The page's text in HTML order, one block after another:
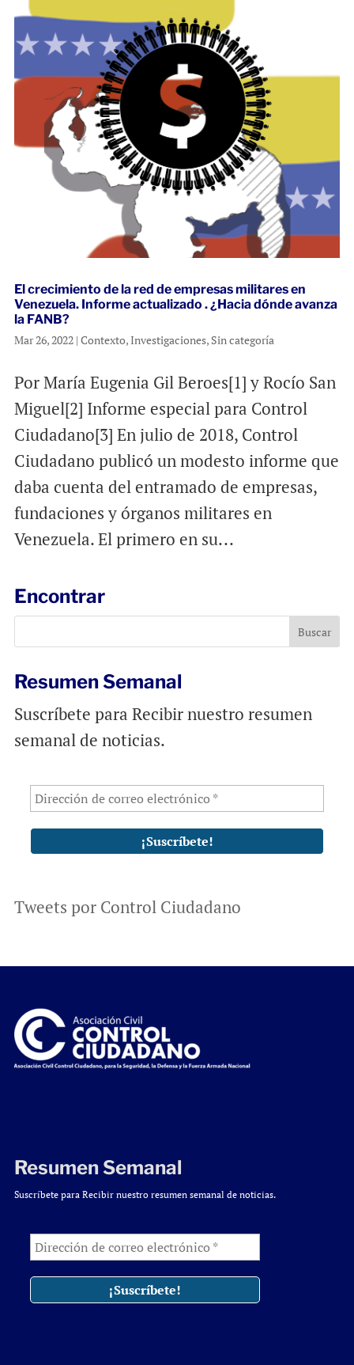
El crecimiento de la red de empresas militares en
Venezuela. Informe actualizado . ¿Hacia dónde avanza
la FANB?
Mar 26, 2022| Contexto,Investigaciones, Sin categoría
Por María Eugenia Gil Beroes[1] y Rocío San
Miguel[2] Informe especial para Control
Ciudadano[3] En julio de 2018, Control
Ciudadano publicó un modesto informe que
daba cuenta del entramado de empresas,
fundaciones y órganos militares en
Venezuela. El primero en su...
Encontrar
Resumen Semanal
Suscríbete para Recibir nuestro resumen
semanal de noticias.
Tweets por Control Ciudadano
Resumen Semanal
Suscríbete para Recibir nuestro resumen semanal de noticias.